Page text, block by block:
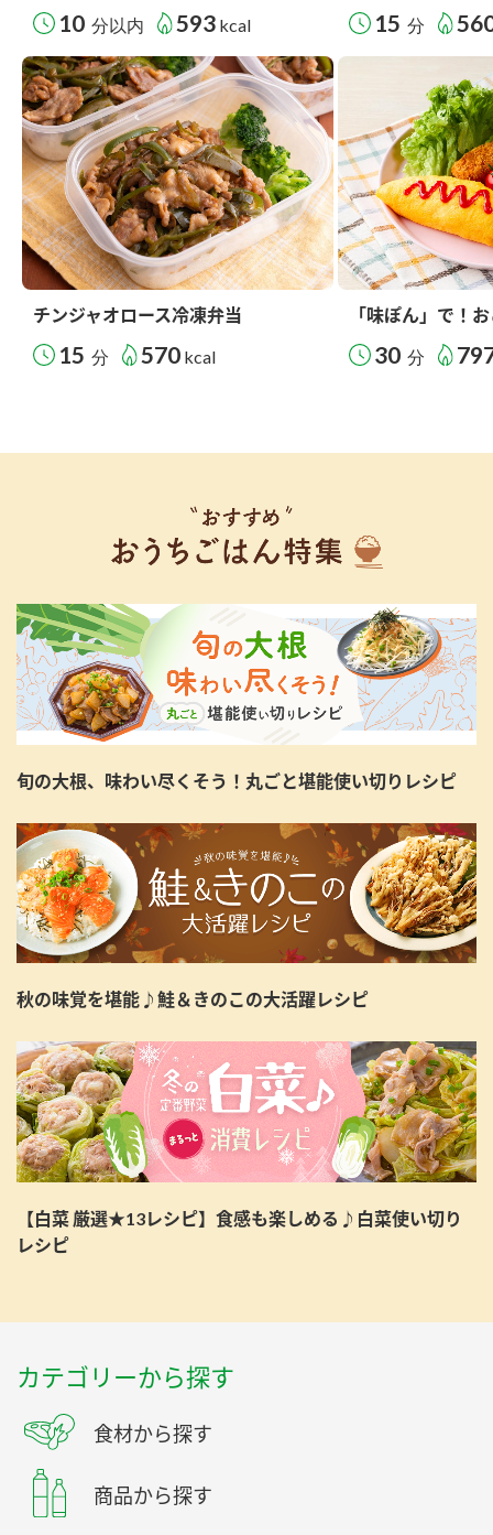
10 分以内 593 kcal 15 分
チンジャオロース冷凍弁当
15 分 570 kcal
「味ぽん」で！
30 分
旬の大根、味わい尽くそう！丸ごと堪能使い切りレシピ
秋の味覚を堪能♪鮭＆きのこの大活躍レシピ
【白菜 厳選★13レシピ】食感も楽しめる♪白菜使い切り
レシピ
カテゴリーから探す
食材から探す
商品から探す